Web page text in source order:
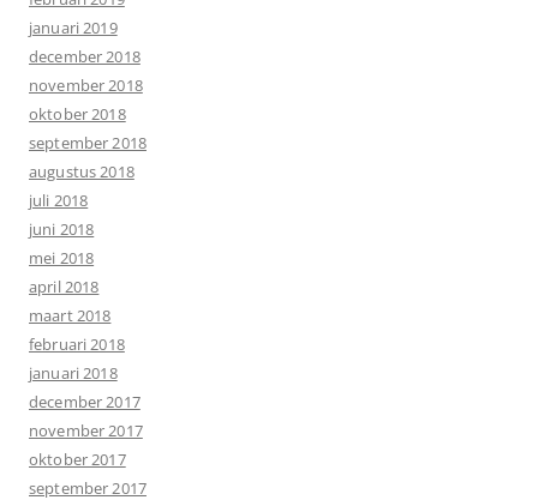
januari 2019
december 2018
november 2018
oktober 2018
september 2018
augustus 2018
juli 2018
juni 2018
mei 2018
april 2018
maart 2018
februari 2018
januari 2018
december 2017
november 2017
oktober 2017
september 2017